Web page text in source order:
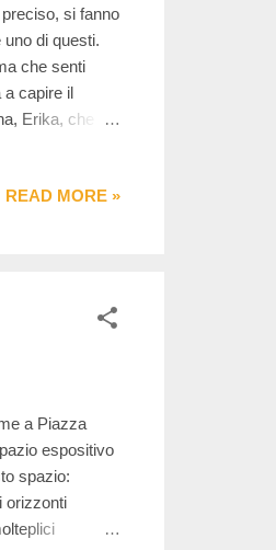
si fanno
di questi.
che senti
a capire il
Erika, che
cerca di
READ MORE »
a Piazza
espositivo
spazio:
orizzonti